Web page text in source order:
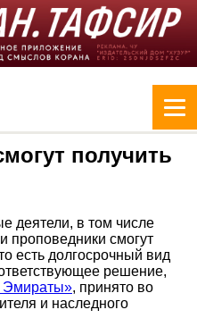
получить
деятели, в том числе
смогут
есть долгосрочный вид
решение,
Эмираты», принято во
и наследного